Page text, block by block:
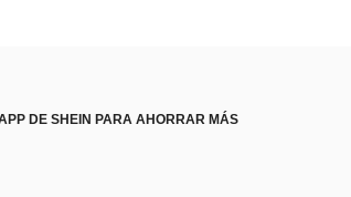
DE SHEIN PARA AHORRAR MÁS